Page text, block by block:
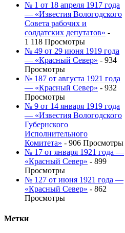
№ 1 от 18 апреля 1917 года
— «Известия Вологодского
Совета рабочих и
солдатских депутатов» -
1 118 Просмотры
№ 49 от 29 июня 1919 года
— «Красный Север» - 934
Просмотры
№ 187 от августа 1921 года
— «Красный Север» - 932
Просмотры
№ 9 от 14 января 1919 года
— «Известия Вологодского
Губернского
Исполнительного
Комитета» - 906 Просмотры
№ 17 от января 1921 года —
«Красный Север» - 899
Просмотры
№ 127 от июня 1921 года —
«Красный Север» - 862
Просмотры
Метки